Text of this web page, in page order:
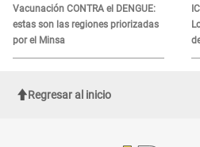
Vacunación CONTRA el DENGUE:
estas son las regiones priorizadas
por el Minsa
Regresar al inicio